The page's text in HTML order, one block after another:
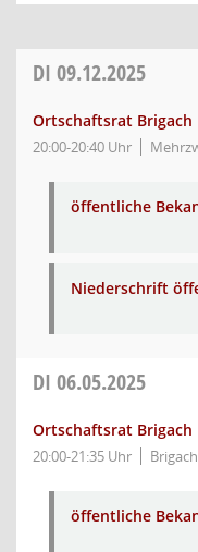
DI 09.12.2025
Ortschaftsrat Brigach
20:00-20:40 Uhr
öffentliche
Niederschrift
DI 06.05.2025
Ortschaftsrat Brigach
20:00-21:35 Uhr
öffentliche